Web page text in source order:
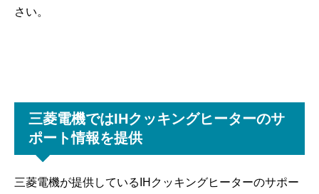
さい。
三菱電機ではIHクッキングヒーターのサ
ポート情報を提供
三菱電機が提供しているIHクッキングヒーターのサポー